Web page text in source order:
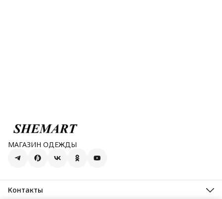
МАГАЗИН ОДЕЖДЫ
Контакты